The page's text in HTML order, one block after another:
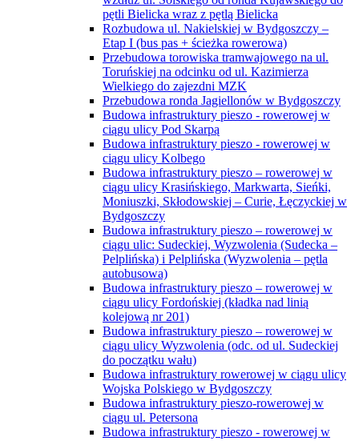
pętli Bielicka wraz z pętlą Bielicka
Rozbudowa ul. Nakielskiej w Bydgoszczy –
Etap I (bus pas + ścieżka rowerowa)
Przebudowa torowiska tramwajowego na ul.
Toruńskiej na odcinku od ul. Kazimierza
Wielkiego do zajezdni MZK
Przebudowa ronda Jagiellonów w Bydgoszczy
Budowa infrastruktury pieszo - rowerowej w
ciągu ulicy Pod Skarpą
Budowa infrastruktury pieszo - rowerowej w
ciągu ulicy Kolbego
Budowa infrastruktury pieszo – rowerowej w
ciągu ulicy Krasińskiego, Markwarta, Sieńki,
Moniuszki, Skłodowskiej – Curie, Łęczyckiej w
Bydgoszczy
Budowa infrastruktury pieszo – rowerowej w
ciągu ulic: Sudeckiej, Wyzwolenia (Sudecka –
Pelplińska) i Pelplińska (Wyzwolenia – pętla
autobusowa)
Budowa infrastruktury pieszo – rowerowej w
ciągu ulicy Fordońskiej (kładka nad linią
kolejową nr 201)
Budowa infrastruktury pieszo – rowerowej w
ciągu ulicy Wyzwolenia (odc. od ul. Sudeckiej
do początku wału)
Budowa infrastruktury rowerowej w ciągu ulicy
Wojska Polskiego w Bydgoszczy
Budowa infrastruktury pieszo-rowerowej w
ciągu ul. Petersona
Budowa infrastruktury pieszo - rowerowej w